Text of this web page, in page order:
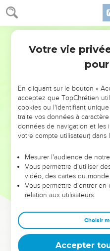
NE MANQUEZ
DE
ET SI LEURS ERREURS
leur foi ou leur vision. Mais on
et les saisons difficiles qu'ils
sont elles qui
Dans cette conférence,
clés pour avancer avec plus
deviennent vos tremplins.
équipe, un groupe ou une
Votre vie
En cliquant sur le bouton «
acceptez que TopChrétien
cookies ou l'identifiant
traite vos données à
données de navigation et les
votre compte utilisateur) dans
Mesurer l'audience de
Vous permettre d'utiliser
vidéo, des cartes du
Vous permettre d'entrer en
relation aux utilisateurs.
Choisir
Accepter